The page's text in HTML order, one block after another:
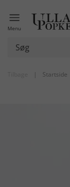
Menu
| Startside